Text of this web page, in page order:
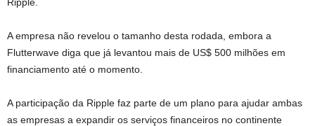
Ripple.
A empresa não revelou o tamanho desta rodada, embora a
Flutterwave diga que já levantou mais de US$ 500 milhões em
financiamento até o momento.
A participação da Ripple faz parte de um plano para ajudar ambas
as empresas a expandir os serviços financeiros no continente